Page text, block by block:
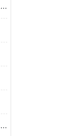
什么会导致高低温交变试验箱冷却迟缓
模拟尘境：防尘试验箱在产品质量保证中的关键作用